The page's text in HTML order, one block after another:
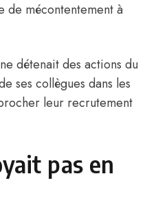
de mécontentement à
détenait des actions du
ses collègues dans les
leur recrutement
pas en